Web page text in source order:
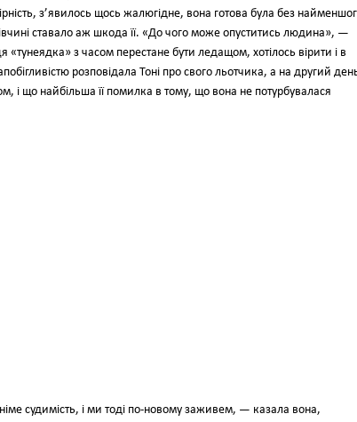
з’явилось щось жалюгідне, вона готова була без
ставало аж шкода її. «До чого може опуститись людина», —
«тунеядка» з часом перестане бути ледащом, хотілось вірити і в
розповідала Тоні про свого льотчика, а на другий
і що найбільша її помилка в тому, що вона не потурбувалася
судимість, і ми тоді по-новому заживем, — казала вона,